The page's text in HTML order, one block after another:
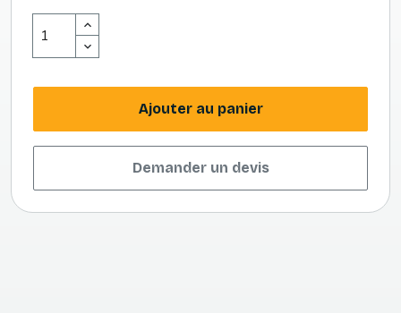
Ajouter au panier
Demander un devis